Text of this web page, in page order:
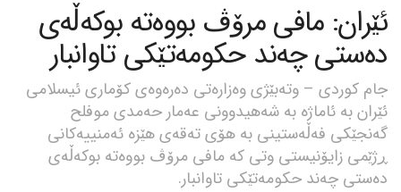
ئێران: مافی مرۆڤ بووەتە بوکەڵەی
دەستی چەند حکومەتێکی تاوانبار
جام کوردی – وتەبێژی وەزارەتی دەرەوەی کۆماری ئیسلامی
ئێران بە ئاماژە بە شەهیدوونی عەمار حەمدی موفلح
گەنجێکی فەڵەستینی بە هۆی تەقەی هێزە ئەمنییەکانی
ڕژێمی زایۆنیستی وتی کە مافی مرۆڤ بووەتە بوکەڵەی
دەستی چەند حکومەتێکی تاوانبار.